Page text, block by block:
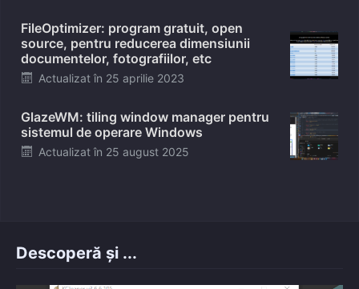
FileOptimizer: program gratuit, open
source, pentru reducerea dimensiunii
documentelor, fotografiilor, etc
Posted
Actualizat în 25 aprilie 2023
GlazeWM: tiling window manager pentru
sistemul de operare Windows
Posted
Actualizat în 25 august 2025
Descoperă și ...